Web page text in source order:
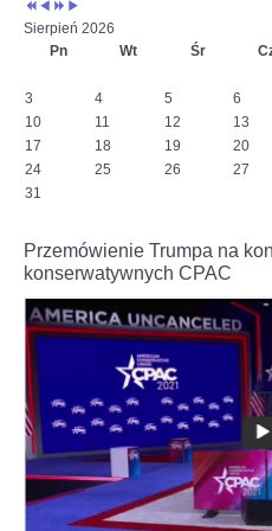
jeden.
Na
szachownicy
nas
wojna
–
powiedział
w
Interia.pl
szachista.
Czytaj
więcej
na
https://sport.interia.pl/szachy/news-
jan-
krzysztof-
duda-
dla-
interia-
pl-
Sierpień 2026
Pn
Wt Śr
3
4 5 6
10
11 12 13
17
18 19 20
24
25 26 27
31
Przemówienie Trumpa na
konserwatywnych CPAC